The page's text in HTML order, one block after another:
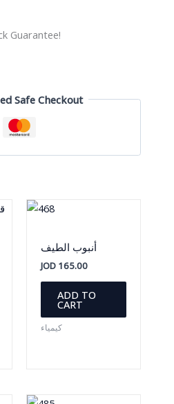
Guarantee!
Safe Checkout
أنبوب الطيف
JOD 165.00
ADD TO
CART
كيمياء